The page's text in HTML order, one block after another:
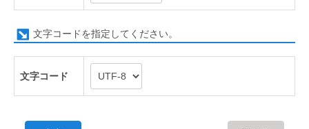
文字コードを指定してください。
文字コード